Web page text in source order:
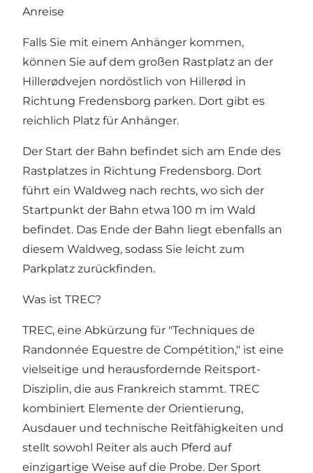
Anreise
Falls Sie mit einem Anhänger kommen,
können Sie auf dem großen Rastplatz an der
Hillerødvejen nordöstlich von Hillerød in
Richtung Fredensborg parken. Dort gibt es
reichlich Platz für Anhänger.
Der Start der Bahn befindet sich am Ende des
Rastplatzes in Richtung Fredensborg. Dort
führt ein Waldweg nach rechts, wo sich der
Startpunkt der Bahn etwa 100 m im Wald
befindet. Das Ende der Bahn liegt ebenfalls an
diesem Waldweg, sodass Sie leicht zum
Parkplatz zurückfinden.
Was ist TREC?
TREC, eine Abkürzung für "Techniques de
Randonnée Equestre de Compétition," ist eine
vielseitige und herausfordernde Reitsport-
Disziplin, die aus Frankreich stammt. TREC
kombiniert Elemente der Orientierung,
Ausdauer und technische Reitfähigkeiten und
stellt sowohl Reiter als auch Pferd auf
einzigartige Weise auf die Probe. Der Sport